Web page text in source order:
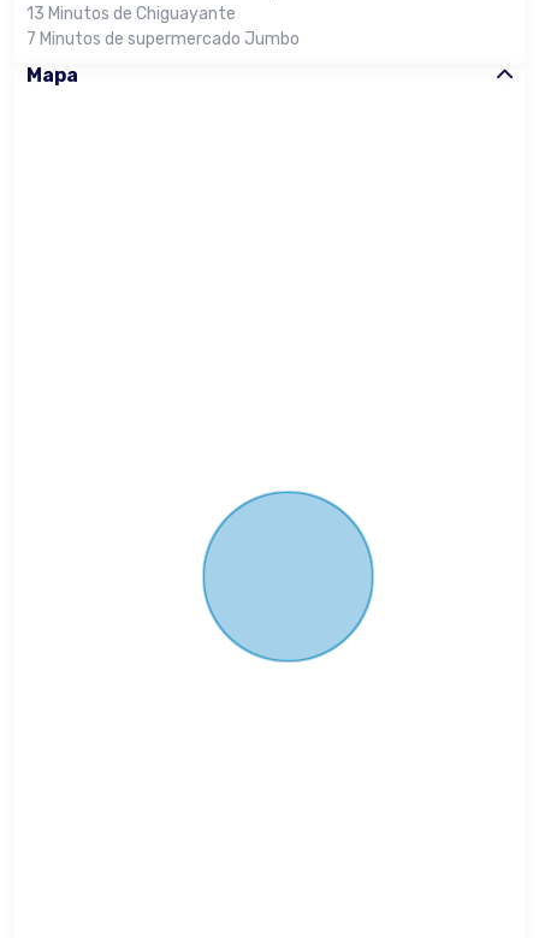
13 Minutos de Chiguayante
7 Minutos de supermercado Jumbo
Mapa